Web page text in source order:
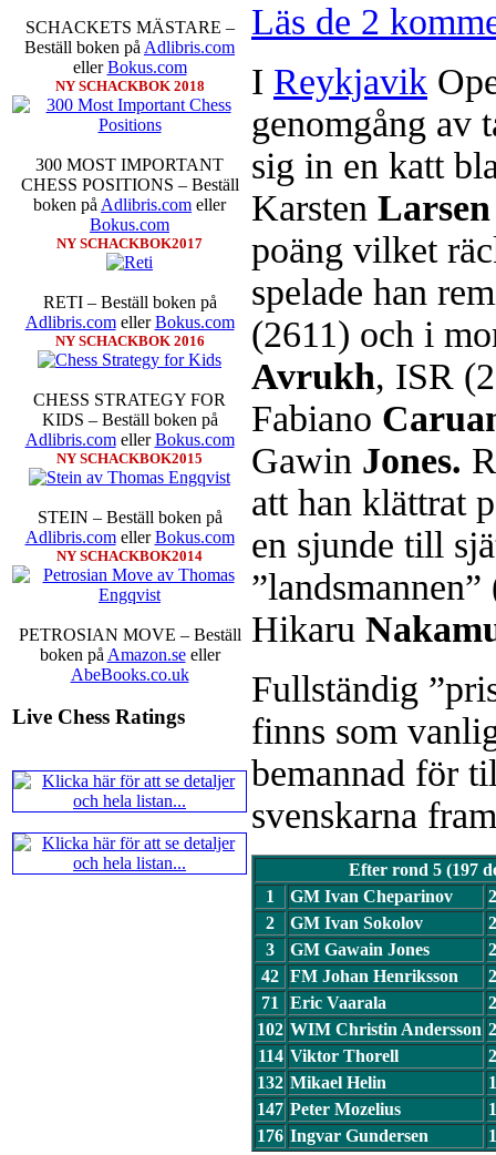
SCHACKETS MÄSTARE –
Beställ boken på Adlibris.com
ellerBokus.com
NY SCHACKBOK 2018
300 MOST IMPORTANT
CHESS POSITIONS – Beställ
boken på Adlibris.com eller
Bokus.com
NY SCHACKBOK2017
RETI – Beställ boken på
Adlibris.comellerBokus.com
NY SCHACKBOK 2016
CHESS STRATEGY FOR
KIDS – Beställ boken på
Adlibris.comellerBokus.com
NY SCHACKBOK2015
STEIN – Beställ boken på
Adlibris.comellerBokus.com
NY SCHACKBOK2014
PETROSIAN MOVE – Beställ
boken på Amazon.seeller
AbeBooks.co.uk
Live Chess Ratings
En av världens genom
Kramnik, 43 år, har på Tata
Bakgrunden är att han tycker
undervisa schack för barn.
mänskliga erfarenheter. Vi
han besegrade Kasparov år
över alla de partierna han
framtida projekt.
Alingsås Schacksällskap
arrangeras en parturnering i
Jonas Dahlgren
Läs de 2
I Reykjavik
genomgång av
sig in en katt
Karsten Larsen
poäng vilket
spelade han
(2611) och i
Avrukh, ISR
Fabiano
Gawin Jones.
att han klättrat
en sjunde till
Hikaru
Fullständig
finns som
bemannad för
svenskarna
Efter rond 5 (197
1
GM Ivan Cheparinov
2
GM Ivan Sokolov
3
GM Gawain Jones
42 FM Johan Henriksson
71
Eric Vaarala
102 WIM Christin Andersson
114 Viktor Thorell
132 Mikael Helin
147 Peter Mozelius
176 Ingvar Gundersen